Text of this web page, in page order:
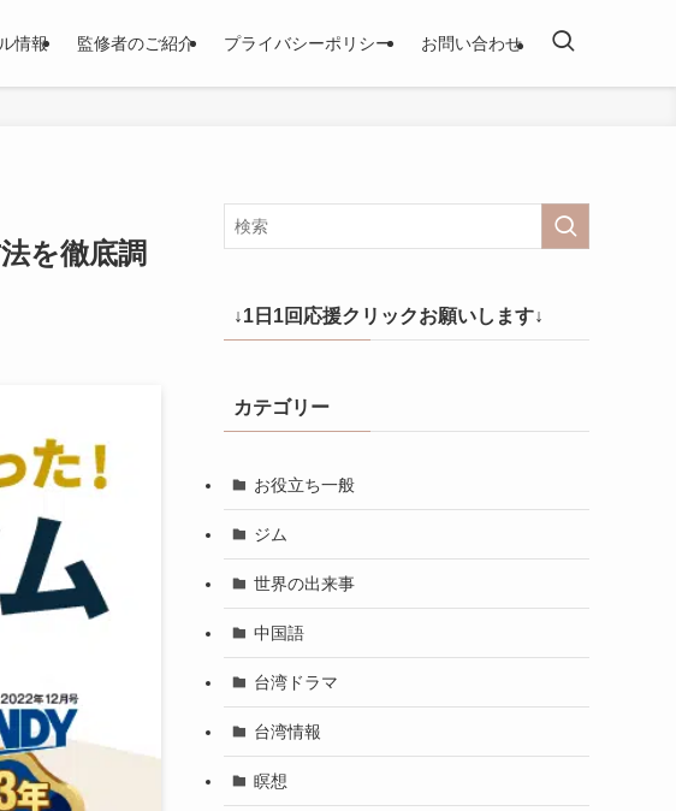
情報 監修者のご紹介 プライバシーポリシー お問い合わせ
を徹底調
↓1日1回応援クリックお願いします↓
カテゴリー
お役立ち一般
ジム
世界の出来事
中国語
台湾ドラマ
台湾情報
瞑想